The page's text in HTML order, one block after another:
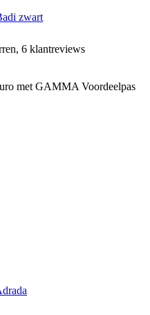
zwart
6 klantreviews
met GAMMA Voordeelpas